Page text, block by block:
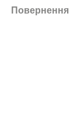
Повернення